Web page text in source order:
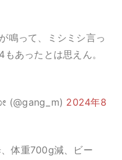
鳴って、ミシミシ言っ
あったとは思えん。
(@gang_m) 2024年8
体重700g減、ビー